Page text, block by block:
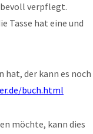
verpflegt.
Tasse hat eine und
hat, der kann es noch
buch.html
möchte, kann dies